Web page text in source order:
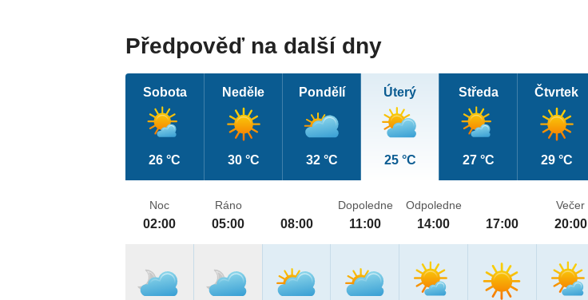
Předpověď na další dny
Sobota
26 °C
Neděle
30 °C
Pondělí
32 °C
Úterý
25 °C
Středa
27 °C
Čtvrtek
29 °C
Noc
02:00
Ráno
05:00 08:00
Dopoledne
11:00
Odpoledne
14:00 17:00
Večer
20:00